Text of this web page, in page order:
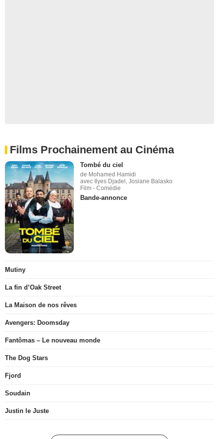
Films Prochainement au Cinéma
Tombé du ciel
de Mohamed Hamidi
avec Ilyes Djadel, Josiane Balasko
Film - Comédie
Bande-annonce
Mutiny
La fin d’Oak Street
La Maison de nos rêves
Avengers: Doomsday
Fantômas – Le nouveau monde
The Dog Stars
Fjord
Soudain
Justin le Juste